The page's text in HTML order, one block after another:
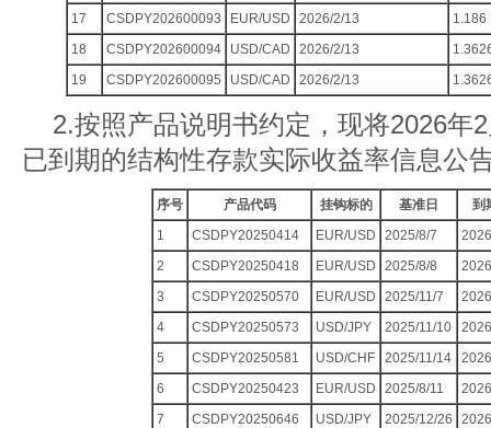
17
CSDPY202600093 EUR/USD 2026/2/13
1.186
18
CSDPY202600094 USD/CAD 2026/2/13
19
CSDPY202600095 USD/CAD 2026/2/13
2.按照产品说明书约定，现将2026年
已到期的结构性存款实际收益率信息公
序号 产品代码 挂钩标的 基准日
到
1
CSDPY20250414 EUR/USD 2025/8/7
2
CSDPY20250418 EUR/USD 2025/8/8
3
CSDPY20250570 EUR/USD 2025/11/7
4
CSDPY20250573 USD/JPY 2025/11/10
5
CSDPY20250581 USD/CHF 2025/11/14
6
CSDPY20250423 EUR/USD 2025/8/11
7
CSDPY20250646 USD/JPY 2025/12/26